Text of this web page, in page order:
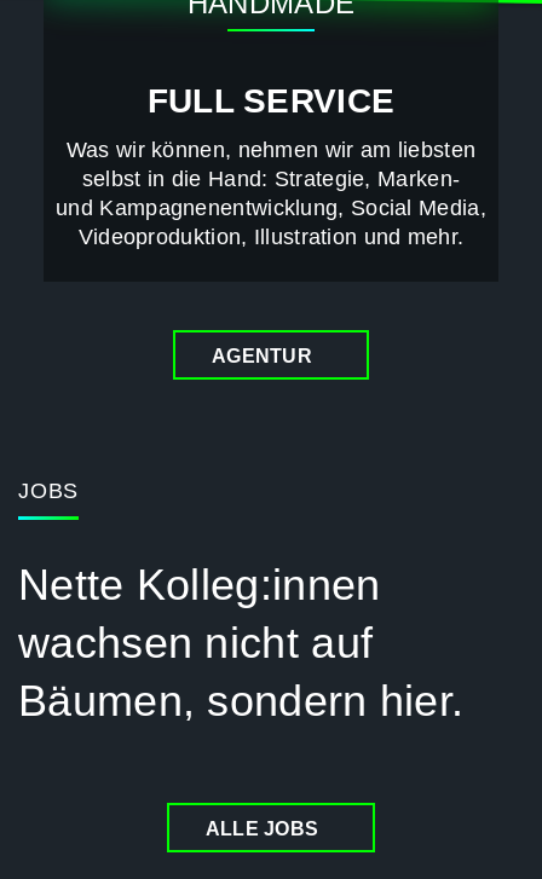
FULL SERVICE
Was wir können, nehmen wir am liebsten
selbst in die Hand: Strategie, Marken-
und Kampagnenentwicklung, Social Media,
Videoproduktion, Illustration und mehr.
AGENTUR
JOBS
Nette Kolleg:innen
wachsen nicht auf
Bäumen, sondern hier.
ALLE JOBS